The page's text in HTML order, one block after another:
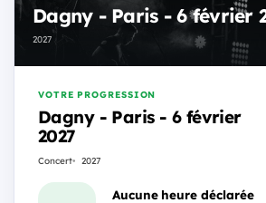
Dagny - Paris - 6 février
2027
VOTRE PROGRESSION
Dagny - Paris - 6 février
2027
Concert 2027
Aucune heure déclarée